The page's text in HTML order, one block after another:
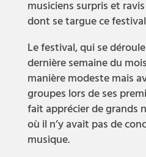
musiciens surpris et
dont se targue ce
Le festival, qui se
dernière semaine du
manière modeste mais
groupes lors de ses
fait apprécier de grands
où il n’y avait pas de
musique.